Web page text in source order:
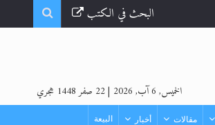
البحث في الكتب
الخميس, 6 آب, 2026 |22 صفر 1448 هجري
مقالات أخبار البيعة